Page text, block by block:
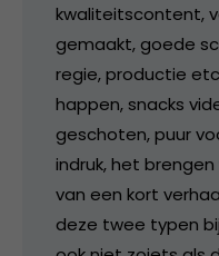
kwaliteitscontent,
gemaakt, goede
regie, productie
happen, snacks
geschoten, puur
indruk, het
van een kort
deze twee typen